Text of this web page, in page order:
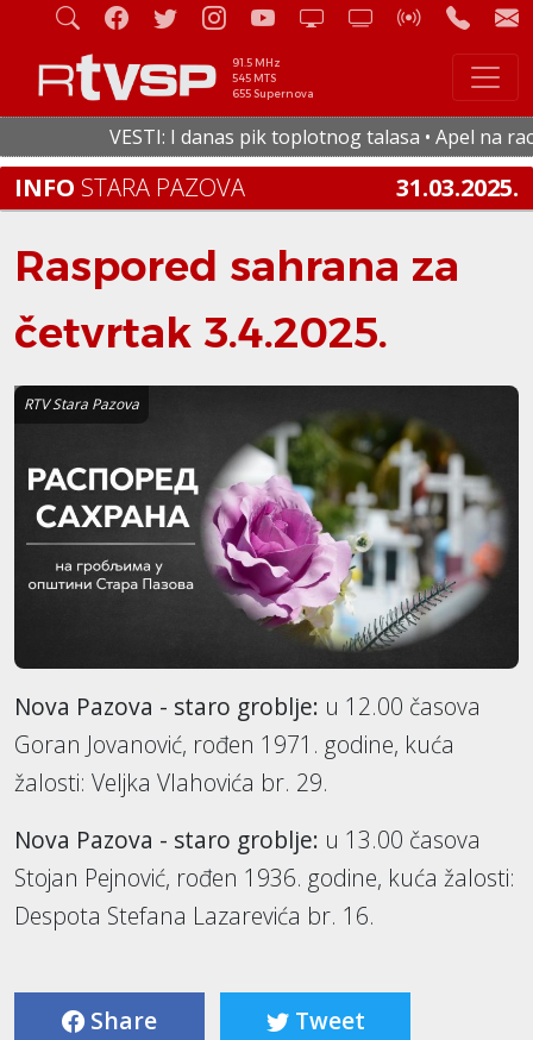
91.5 MHz
545 MTS
655 Supernova
VESTI: I danas pik toplotnog talasa • Apel na
INFO STARA PAZOVA 31.03.2025.
Raspored sahrana za
četvrtak 3.4.2025.
RTV Stara Pazova
Nova Pazova - staro groblje: u 12.00 časova
Goran Jovanović, rođen 1971. godine, kuća
žalosti: Veljka Vlahovića br. 29.
Nova Pazova - staro groblje: u 13.00 časova
Stojan Pejnović, rođen 1936. godine, kuća žalosti:
Despota Stefana Lazarevića br. 16.
Share Tweet